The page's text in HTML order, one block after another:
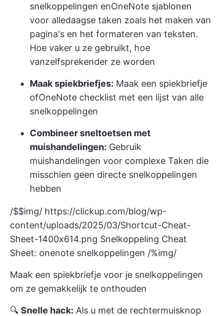
snelkoppelingen enOneNote sjablonen
voor alledaagse taken zoals het maken van
pagina's en het formateren van teksten.
Hoe vaker u ze gebruikt, hoe
vanzelfsprekender ze worden
Maak spiekbriefjes: Maak een spiekbriefje
ofOneNote checklist met een lijst van alle
snelkoppelingen
Combineer sneltoetsen met
muishandelingen: Gebruik
muishandelingen voor complexe Taken die
misschien geen directe snelkoppelingen
hebben
/$$img/ https://clickup.com/blog/wp-
content/uploads/2025/03/Shortcut-Cheat-
Sheet-1400x614.png Snelkoppeling Cheat
Sheet: onenote snelkoppelingen /%img/
Maak een spiekbriefje voor je snelkoppelingen
om ze gemakkelijk te onthouden
🔍 Snelle hack: Als u met de rechtermuisknop